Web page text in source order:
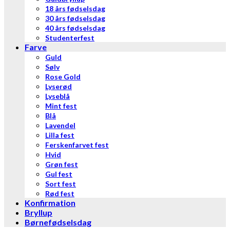
18 års fødselsdag
30 års fødselsdag
40 års fødselsdag
Studenterfest
Farve
Guld
Sølv
Rose Gold
Lyserød
Lyseblå
Mint fest
Blå
Lavendel
Lilla fest
Ferskenfarvet fest
Hvid
Grøn fest
Gul fest
Sort fest
Rød fest
Konfirmation
Bryllup
Børnefødselsdag